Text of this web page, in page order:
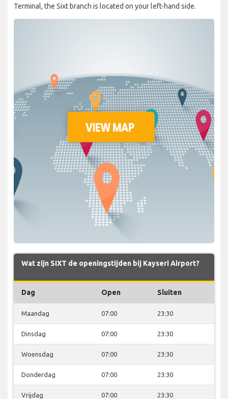
Terminal, the Sixt branch is located on your left-hand side.
Wat zijn SIXT de openingstijden bij Kayseri Airport?
Dag Open Sluiten
Maandag 07:00 23:30
Dinsdag 07:00 23:30
Woensdag 07:00 23:30
Donderdag 07:00 23:30
Vrijdag 07:00 23:30